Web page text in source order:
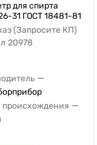
для спирта
31 ГОСТ 18481-81
(Запросите КП)
20978
—
происхождения —